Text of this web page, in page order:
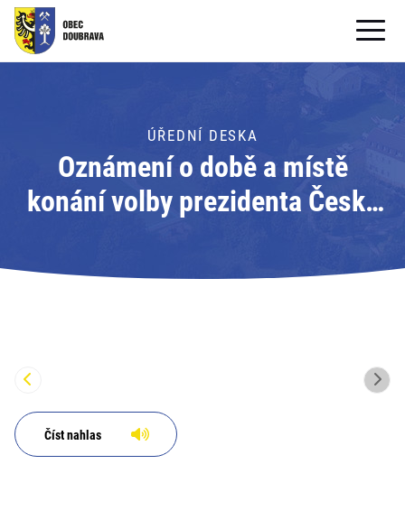
OBECNÍ ÚŘAD
PRO OBČANY
Formuláře ke stažení
PRO TURISTY
ÚŘEDNÍ DESKA
Oznámení o době a místě
konání volby prezidenta České
Obecní úřad Doubrava
Číst nahlas